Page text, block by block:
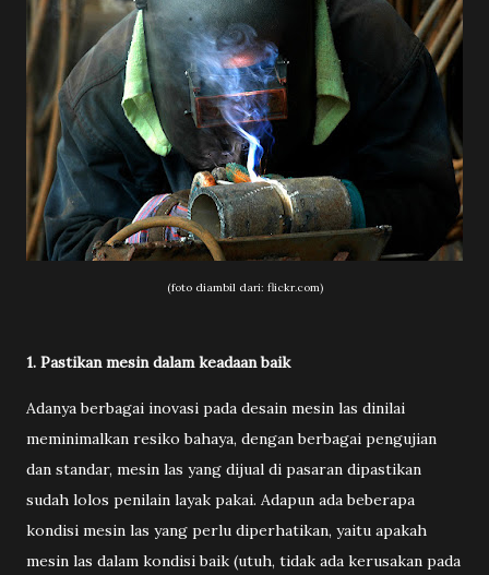
(foto diambil dari: flickr.com)
1. Pastikan mesin dalam keadaan baik
Adanya berbagai inovasi pada desain mesin las dinilai
meminimalkan resiko bahaya, dengan berbagai pengujian
dan standar, mesin las yang dijual di pasaran dipastikan
sudah lolos penilain layak pakai. Adapun ada beberapa
kondisi mesin las yang perlu diperhatikan, yaitu apakah
mesin las dalam kondisi baik (utuh, tidak ada kerusakan pada